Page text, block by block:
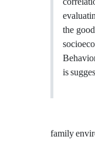
the
is
family